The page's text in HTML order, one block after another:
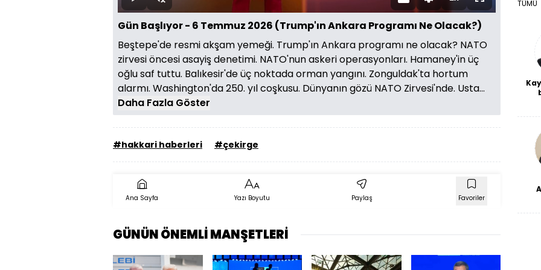
Oynat Sesi
Aç
Oynatma
Hızı
Tam
Ekran
Gün Başlıyor - 6 Temmuz 2026 (Trump'ın Ankara Programı Ne Olacak?)
Beştepe'de resmi akşam yemeği. Trump'ın Ankara programı ne olacak? NATO
zirvesi öncesi asayiş denetimi. NATO'nun askeri operasyonları. Hamaney'in üç
oğlu saf tuttu. Balıkesir'de üç noktada orman yangını. Zonguldak'ta hortum
alarmı. Washington'da 250. yıl coşkusu. Dünyanın gözü NATO Zirvesi'nde. Usta...
Daha Fazla Göster
#hakkari haberleri #çekirge
Ana Sayfa Yazı Boyutu Paylaş Favoriler
GÜNÜN ÖNEMLİ MANŞETLERİ
TÜMÜ